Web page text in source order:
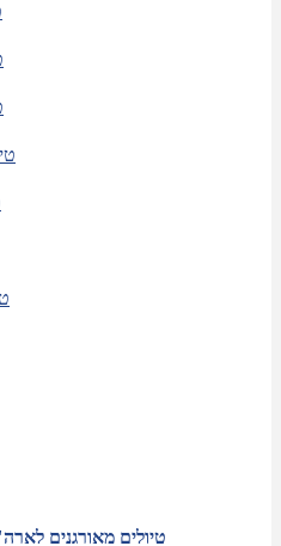
טיולים מאורגנים